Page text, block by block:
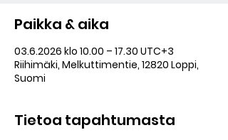
Paikka & aika
03.6.2026 klo 10.00 – 17.30 UTC+3
Riihimäki, Melkuttimentie, 12820 Loppi,
Suomi
Tietoa tapahtumasta